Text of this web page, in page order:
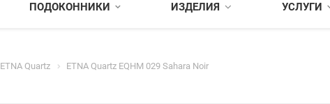
ПОДОКОННИКИ ИЗДЕЛИЯ УСЛУГИ
ETNA Quartz ETNA Quartz EQHM 029 Sahara Noir